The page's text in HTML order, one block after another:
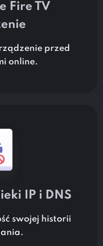
Fire TV
przed
online.
IP i DNS
swojej historii